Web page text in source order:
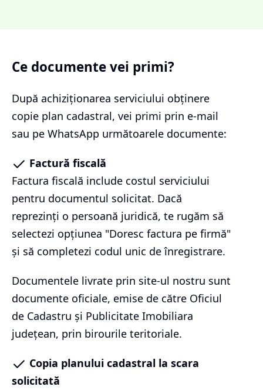
Ce documente vei primi?
După achiziționarea serviciului obținere
copie plan cadastral, vei primi prin e-mail
sau pe WhatsApp următoarele documente:
Factură fiscală
Factura fiscală include costul serviciului
pentru documentul solicitat. Dacă
reprezinți o persoană juridică, te rugăm să
selectezi opțiunea "Doresc factura pe firmă"
și să completezi codul unic de înregistrare.
Documentele livrate prin site-ul nostru sunt
documente oficiale, emise de către Oficiul
de Cadastru și Publicitate Imobiliara
județean, prin birourile teritoriale.
Copia planului cadastral la scara
solicitată